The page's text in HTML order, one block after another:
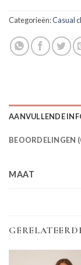
Categorieën:Casual
AANVULLENDE
BEOORDELINGEN
MAAT